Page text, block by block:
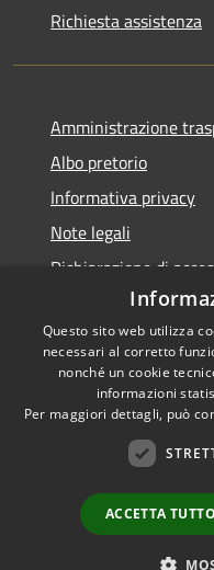
Richiesta assistenza
Amministrazione
Albo pretorio
Informativa privacy
Note legali
Dichiarazione di
Accessibilità
Privacy
Questo sito web utilizza
necessari al corretto
nonché un cookie
informazioni
Per maggiori dettagli, può
ACCETTA TUTTO